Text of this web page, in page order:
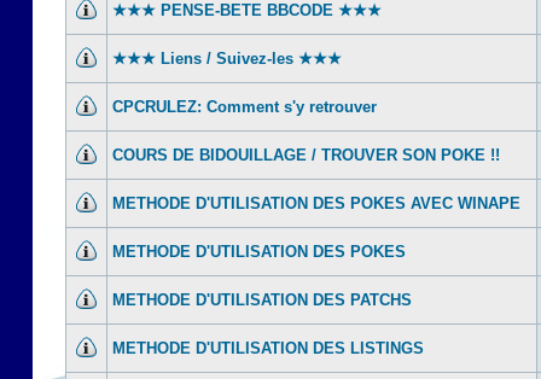
★★★ PENSE-BETE BBCODE ★★★
★★★ Liens / Suivez-les ★★★
CPCRULEZ: Comment s'y retrouver‎
COURS DE BIDOUILLAGE / TROUVER SON POKE !!
METHODE D'UTILISATION DES POKES AVEC WINAPE
METHODE D'UTILISATION DES POKES
METHODE D'UTILISATION DES PATCHS
METHODE D'UTILISATION DES LISTINGS